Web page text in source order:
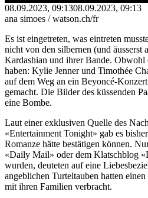
08.09.2023, 09:1308.09.2023, 09:13
ana simoes / watson.ch/fr
Es ist eingetreten, was eintreten
nicht von den silbernen (und
Kardashian und ihrer Bande. Obwohl
haben: Kylie Jenner und Timothée
auf dem Weg an ein Beyoncé-
gemacht. Die Bilder des küssenden
eine Bombe.
Laut einer exklusiven Quelle des
«Entertainment Tonight» gab es
Romanze hätte bestätigen können.
«Daily Mail» oder dem Klatschblog
wurden, deuteten auf eine
angeblichen Turteltauben hatten
mit ihren Familien verbracht.